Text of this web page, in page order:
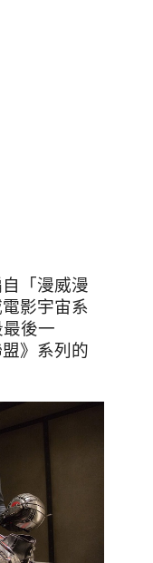
「漫威漫
影宇宙系
後一
》系列的